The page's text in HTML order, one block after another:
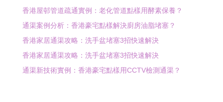
香港屋邨管道疏通實例：老化管道點樣用酵素保養？
通渠案例分析：香港豪宅點樣解決廚房油脂堵塞？
香港家居通渠攻略：洗手盆堵塞3招快速解決
香港家居通渠攻略：洗手盆堵塞3招快速解決
通渠新技術實例：香港豪宅點樣用CCTV檢測通渠？